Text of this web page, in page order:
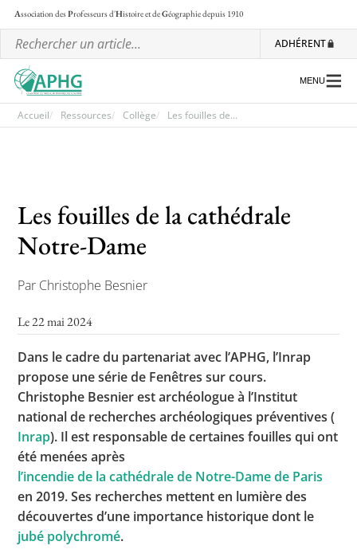
Association desProfesseurs d'Histoire et deGéographiedepuis 1910
ADHÉRENT
Les ateliers nationaux
Communiqués et motions
Lettre d’information de l’APHG
Toutes les actualités
Les rendez-vous de l’APHG
Concours de recrutement
Concours scolaires
Conférences, tables rondes
MENU
Accueil Ressources Collège Les fouilles de...
Les fouilles de la cathédrale
Notre-Dame
Par Christophe Besnier
Le 22 mai 2024
Dans le cadre du partenariat avec l’APHG, l’Inrap
propose une série de Fenêtres sur cours.
Christophe Besnier est archéologue à l’Institut
national de recherches archéologiques préventives (
Inrap). Il est responsable de certaines fouilles qui ont
été menées après
l’incendie de la cathédrale de Notre-Dame de Paris
en 2019. Ses recherches mettent en lumière des
découvertes d’une importance historique dont le
jubé polychromé.